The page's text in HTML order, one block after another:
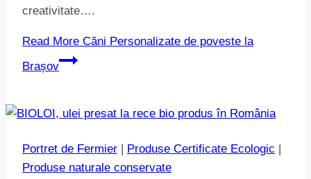
creativitate….
Read More Căni Personalizate de poveste la
Brașov
Portret de Fermier | Produse Certificate Ecologic |
Produse naturale conservate